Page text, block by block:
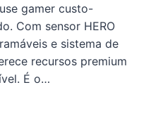
gamer custo-
Com sensor HERO
e sistema de
recursos premium
É o…